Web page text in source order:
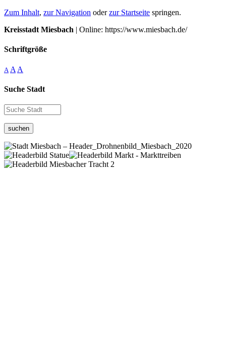
Zum Inhalt, zur Navigation oderzur Startseite springen.
Kreisstadt Miesbach | Online: https://www.miesbach.de/
Schriftgröße
A A A
Suche Stadt
suchen